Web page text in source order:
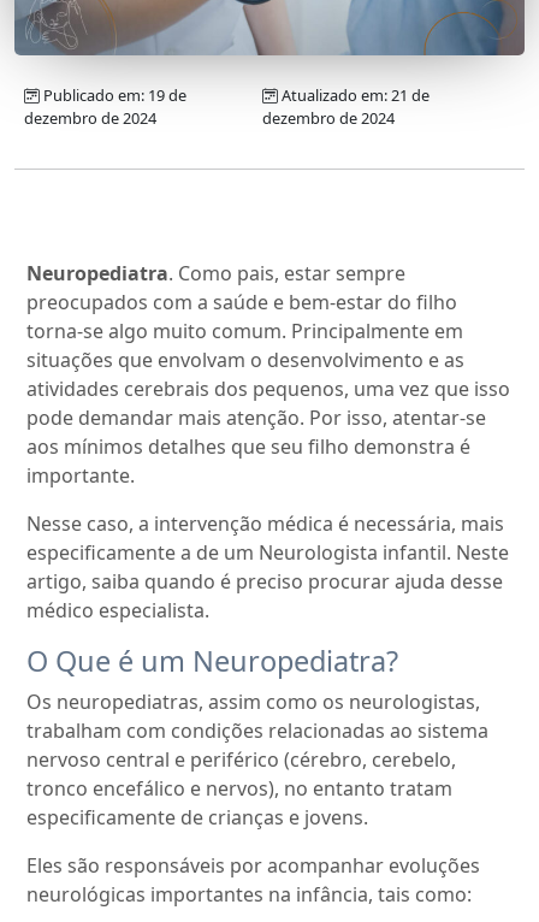
Publicado em: 19 de
dezembro de 2024
Atualizado em: 21 de
dezembro de 2024
Neuropediatra. Como pais, estar sempre
preocupados com a saúde e bem-estar do filho
torna-se algo muito comum. Principalmente em
situações que envolvam o desenvolvimento e as
atividades cerebrais dos pequenos, uma vez que isso
pode demandar mais atenção. Por isso, atentar-se
aos mínimos detalhes que seu filho demonstra é
importante.
Nesse caso, a intervenção médica é necessária, mais
especificamente a de um Neurologista infantil. Neste
artigo, saiba quando é preciso procurar ajuda desse
médico especialista.
O Que é um Neuropediatra?
Os neuropediatras, assim como os neurologistas,
trabalham com condições relacionadas ao sistema
nervoso central e periférico (cérebro, cerebelo,
tronco encefálico e nervos), no entanto tratam
especificamente de crianças e jovens.
Eles são responsáveis por acompanhar evoluções
neurológicas importantes na infância, tais como: